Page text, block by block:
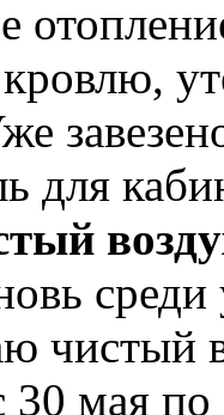
для
чистый
мая по